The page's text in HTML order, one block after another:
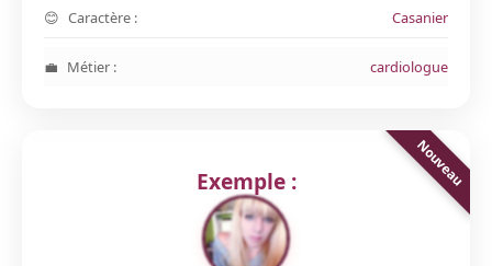
Caractère : Casanier
Métier : cardiologue
Exemple :